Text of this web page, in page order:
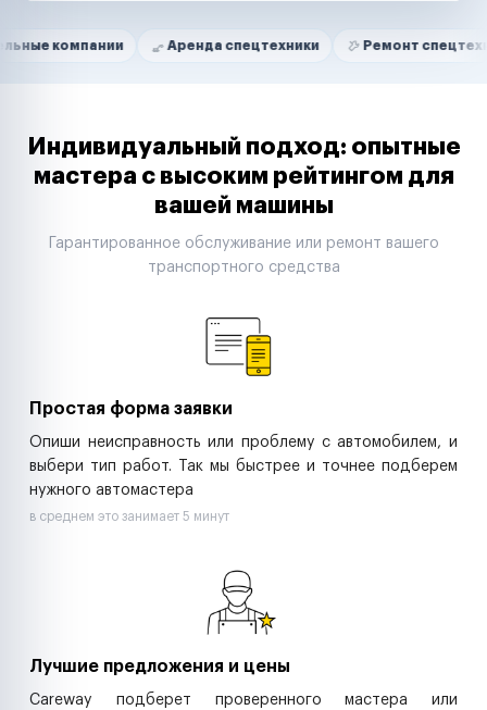
Нам доверяют
Аренда спецтехники Ремонт спецтехники
Маркетплейсы
Таксопарки
Автодилеры
Строительные компании
Аренда спецтехники
Индивидуальный подход: опытные
мастера с высоким рейтингом для
вашей машины
Гарантированное обслуживание или ремонт вашего
транспортного средства
Простая форма заявки
Опиши неисправность или проблему с автомобилем, и
выбери тип работ. Так мы быстрее и точнее подберем
нужного автомастера
в среднем это занимает 5 минут
Лучшие предложения и цены
Careway подберет проверенного мастера или